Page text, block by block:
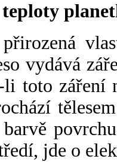
teploty
vydává
toto záření
jde o